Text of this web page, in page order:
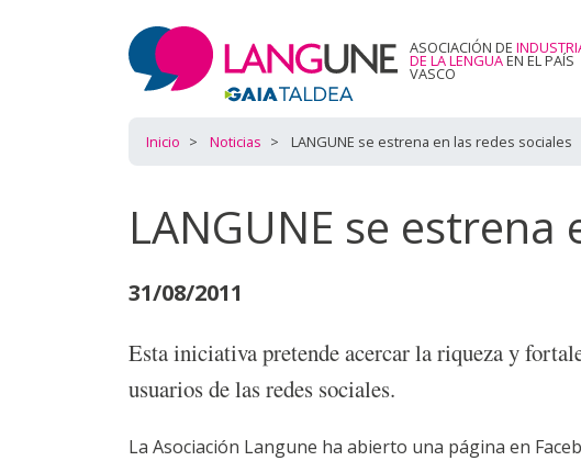
ASOCIACIÓN DE
DE LA LENGUAEN EL PAÍS
VASCO
Inicio Noticias LANGUNE se estrena en las redes sociales
LANGUNE se estrena
31/08/2011
Esta iniciativa pretende acercar la riqueza y
usuarios de las redes sociales.
La Asociación Langune ha abierto una página en